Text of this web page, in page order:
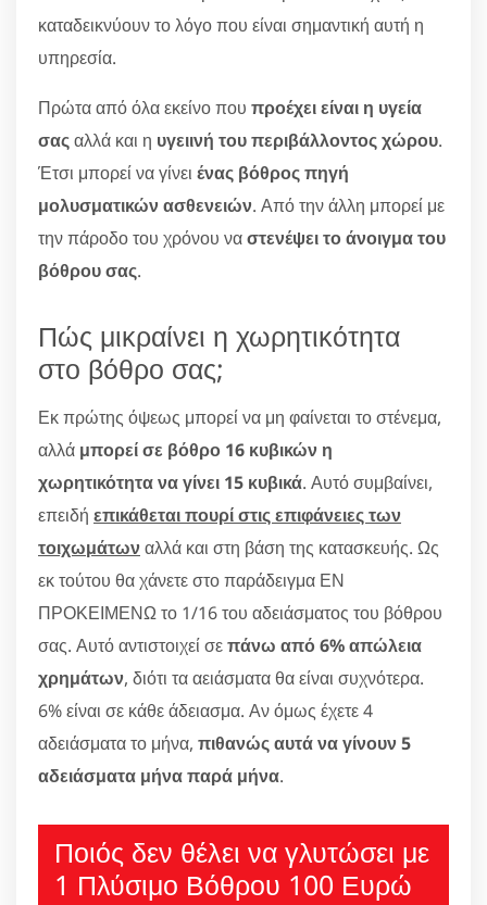
καταδεικνύουν το λόγο που είναι σημαντική αυτή η
υπηρεσία.
Πρώτα από όλα εκείνο που προέχει είναι η υγεία
σαςαλλά και η υγειινή του περιβάλλοντος χώρου.
Έτσι μπορεί να γίνει ένας βόθρος πηγή
μολυσματικών ασθενειών. Από την άλλη μπορεί με
την πάροδο του χρόνου ναστενέψει το άνοιγμα του
βόθρου σας.
Πώς μικραίνει η χωρητικότητα
στο βόθρο σας;
Εκ πρώτης όψεως μπορεί να μη φαίνεται το στένεμα,
αλλά μπορεί σε βόθρο 16 κυβικών η
χωρητικότητα να γίνει 15 κυβικά. Αυτό συμβαίνει,
επειδή επικάθεται πουρί στις επιφάνειες των
τοιχωμάτωναλλά και στη βάση της κατασκευής. Ως
εκ τούτου θα χάνετε στο παράδειγμα ΕΝ
ΠΡΟΚΕΙΜΕΝΩ το 1/16 του αδειάσματος του βόθρου
σας. Αυτό αντιστοιχεί σεπάνω από 6% απώλεια
χρημάτων, διότι τα αειάσματα θα είναι συχνότερα.
6% είναι σε κάθε άδειασμα. Αν όμως έχετε 4
αδειάσματα το μήνα, πιθανώς αυτά να γίνουν 5
αδειάσματα μήνα παρά μήνα.
Ποιός δεν θέλει να γλυτώσει με
1 Πλύσιμο Βόθρου 100 Ευρώ